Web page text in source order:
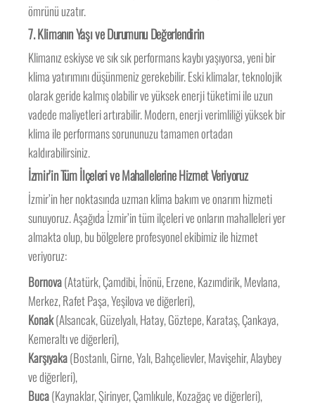
ömrünü uzatır.
7.Klimanın Yaşı ve Durumunu Değerlendirin
Klimanız eskiyse ve sık sık performans kaybı yaşıyorsa, yeni bir
klima yatırımını düşünmeniz gerekebilir. Eski klimalar, teknolojik
olarak geride kalmış olabilir ve yüksek enerji tüketimi ile uzun
vadede maliyetleri artırabilir. Modern, enerji verimliliği yüksek bir
klima ile performans sorununuzu tamamen ortadan
kaldırabilirsiniz.
İzmir’in Tüm İlçeleri ve Mahallelerine Hizmet Veriyoruz
İzmir’in her noktasında uzman klima bakım ve onarım hizmeti
sunuyoruz. Aşağıda İzmir’in tüm ilçeleri ve onların mahalleleri yer
almakta olup, bu bölgelere profesyonel ekibimiz ile hizmet
veriyoruz:
Bornova(Atatürk, Çamdibi, İnönü, Erzene, Kazımdirik, Mevlana,
Merkez, Rafet Paşa, Yeşilova ve diğerleri),
Konak(Alsancak, Güzelyalı, Hatay, Göztepe, Karataş, Çankaya,
Kemeraltı ve diğerleri),
Karşıyaka(Bostanlı, Girne, Yalı, Bahçelievler, Mavişehir, Alaybey
ve diğerleri),
Buca(Kaynaklar, Şirinyer, Çamlıkule, Kozağaç ve diğerleri),